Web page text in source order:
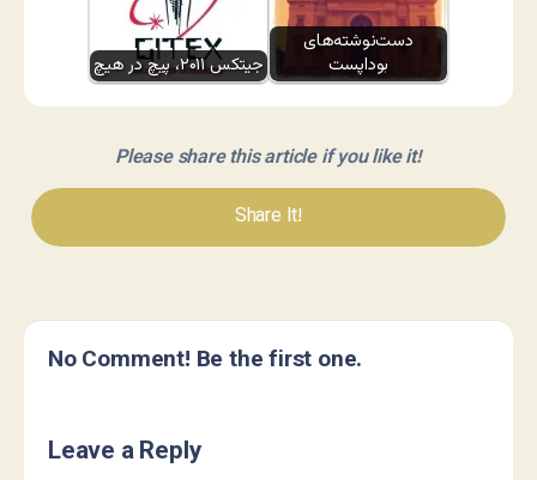
جیتکس ۲۰۱۱، پیچ در هیچ
دست‌نوشته‌های
بوداپست
Please share this article if you like it!
Share It!
No Comment! Be the first one.
Leave a Reply